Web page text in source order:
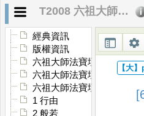
T2008 六祖大師法寶壇經
經典資訊
版權資訊
六祖大師法寶壇經目錄
六祖大師法寶壇經序
六祖大師法寶壇經贊
1 行由
2 般若